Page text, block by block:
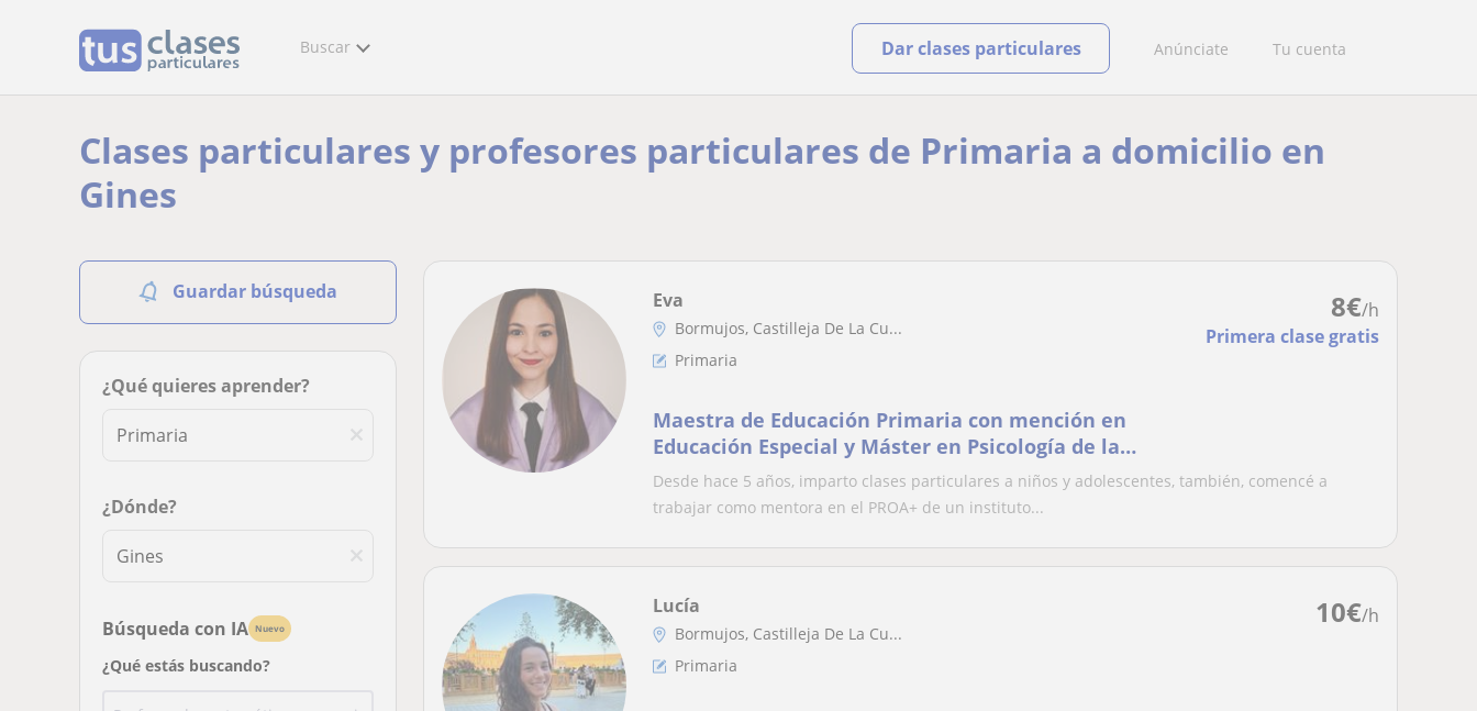
Buscar Anúnciate Tu cuenta
Dar clases particulares
Clases particulares y profesores particulares de Primaria a domicilio en
Gines
Guardar búsqueda
¿Qué quieres aprender?
¿Dónde?
Búsqueda con IA Nuevo
¿Qué estás buscando?
8€/h
Primera clase gratis
Eva
Bormujos, Castilleja De La Cu...
Primaria
Maestra de Educación Primaria con mención en
Educación Especial y Máster en Psicología de la
Educación, ofrece clases particulares a nivel de
Educación Primaria y de Educación Secundaria
Obligatoria
Desde hace 5 años, imparto clases particulares a niños y adolescentes, también, comencé a
trabajar como mentora en el PROA+ de un instituto...
10€/h
Lucía
Bormujos, Castilleja De La Cu...
Primaria